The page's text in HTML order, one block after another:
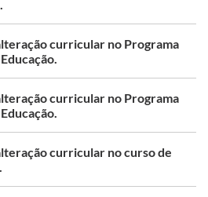
curricular no Programa
curricular no Programa
curricular no curso de